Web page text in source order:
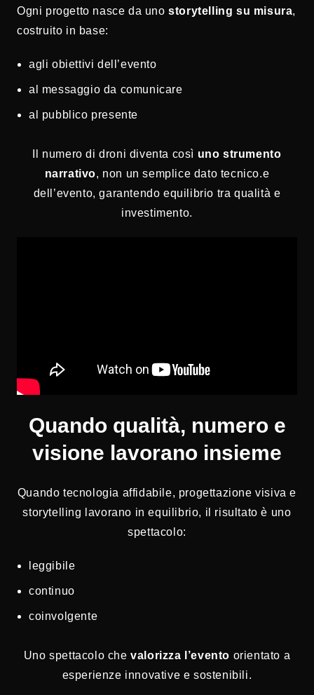
Ogni progetto nasce da unostorytelling su misura,
costruito in base:
agli obiettivi dell’evento
al messaggio da comunicare
al pubblico presente
Il numero di droni diventa così uno strumento
narrativo, non un semplice dato tecnico.e
dell’evento, garantendo equilibrio tra qualità e
investimento.
Quando qualità, numero e
visione lavorano insieme
Quando tecnologia affidabile, progettazione visiva e
storytelling lavorano in equilibrio, il risultato è uno
spettacolo:
leggibile
continuo
coinvolgente
Uno spettacolo chevalorizza l’evento orientato a
esperienze innovative e sostenibili.